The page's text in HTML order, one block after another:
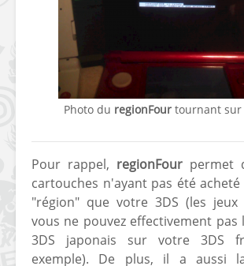
Photo du regionFour tournant sur
Pour rappel, regionFour permet
cartouches n'ayant pas été
"région" que votre 3DS (les jeux
vous ne pouvez effectivement pas
3DS japonais sur votre 3DS
exemple). De plus, il a aussi